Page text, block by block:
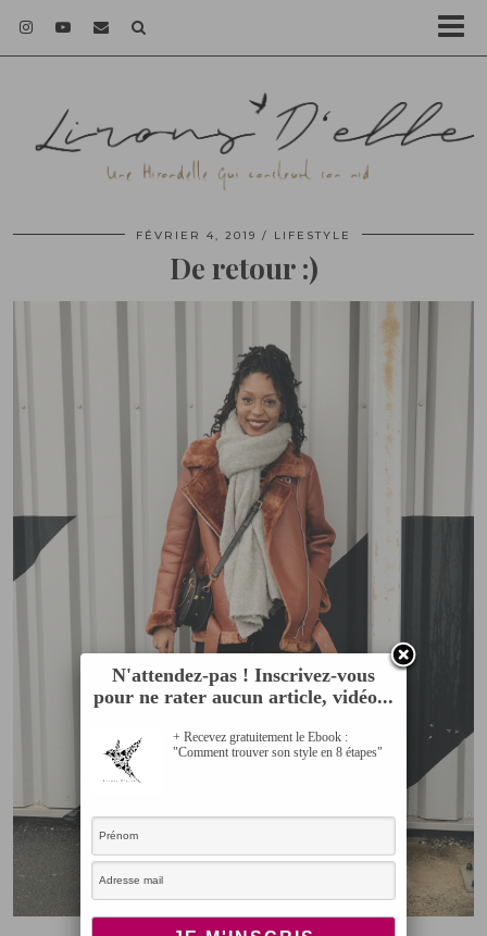
FÉVRIER 4, 2019 LIFESTYLE
De retour :)
N'attendez-pas ! Inscrivez-vous
pour ne rater aucun article, vidéo...
+ Recevez gratuitement le Ebook :
"Comment trouver son style en 8 étapes"